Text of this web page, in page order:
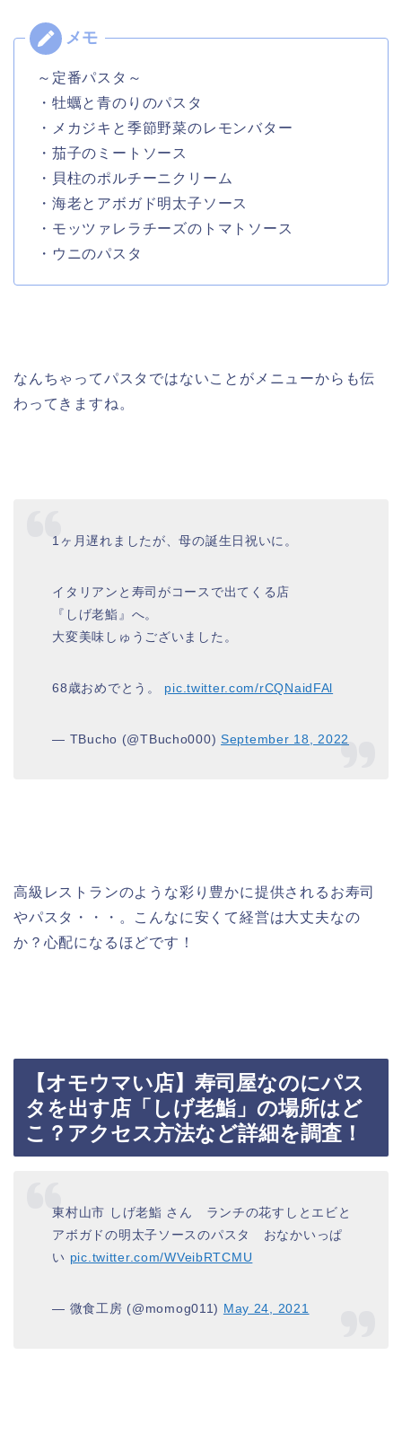
～定番パスタ～
・牡蠣と青のりのパスタ
・メカジキと季節野菜のレモンバター
・茄子のミートソース
・貝柱のポルチーニクリーム
・海老とアボガド明太子ソース​​
・モッツァレラチーズのトマトソース
・ウニのパスタ
なんちゃってパスタではないことがメニューからも伝
わってきますね。
1ヶ月遅れましたが、母の誕生日祝いに。
イタリアンと寿司がコースで出てくる店
『しげ老鮨』へ。
大変美味しゅうございました。
68歳おめでとう。 pic.twitter.com/rCQNaidFAl
— TBucho (@TBucho000)September 18, 2022
高級レストランのような彩り豊かに提供されるお寿司
やパスタ・・・。こんなに安くて経営は大丈夫なの
か？心配になるほどです！
【オモウマい店】寿司屋なのにパス
タを出す店「しげ老鮨」の場所はど
こ？アクセス方法など詳細を調査！
東村山市 しげ老鮨 さん ランチの花すしとエビと
アボガドの明太子ソースのパスタ おなかいっぱ
い pic.twitter.com/WVeibRTCMU
— 微食工房 (@momog011) May 24, 2021